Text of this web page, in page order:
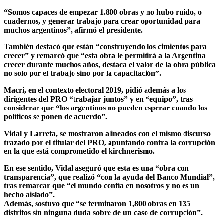
“Somos capaces de empezar 1.800 obras y no hubo ruido, o
cuadernos, y generar trabajo para crear oportunidad para
muchos argentinos”, afirmó el presidente.
También destacó que están “construyendo los cimientos para
crecer” y remarcó que “esta obra le permitirá a la Argentina
crecer durante muchos años, destaca el valor de la obra pública
no solo por el trabajo sino por la capacitación”.
Macri, en el contexto electoral 2019, pidió además a los
dirigentes del PRO “trabajar juntos” y en “equipo”, tras
considerar que “los argentinos no pueden esperar cuando los
políticos se ponen de acuerdo”.
Vidal y Larreta, se mostraron alineados con el mismo discurso
trazado por el titular del PRO, apuntando contra la corrupción
en la que está comprometido el kirchnerismo.
En ese sentido, Vidal aseguró que esta es una “obra con
transparencia”, que realizó “con la ayuda del Banco Mundial”,
tras remarcar que “el mundo confía en nosotros y no es un
hecho aislado”.
Además, sostuvo que “se terminaron 1,800 obras en 135
distritos sin ninguna duda sobre de un caso de corrupción”.